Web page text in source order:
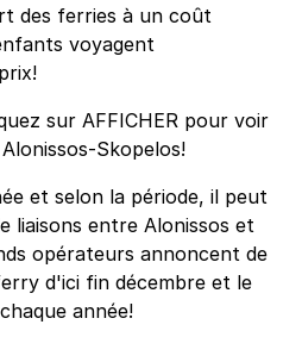
des ferries à un coût
voyagent
sur AFFICHER pour voir
Skopelos!
et selon la période, il peut
liaisons entre Alonissos et
opérateurs annoncent de
d'ici fin décembre et le
année!